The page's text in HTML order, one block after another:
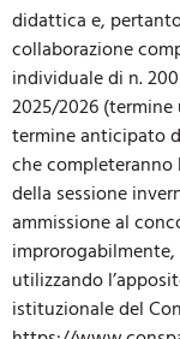
didattica e,
collaborazione
individuale di n.
2025/2026 (termine
termine anticipato
che
della sessione
ammissione al
improrogabilmente,
utilizzando
istituzionale del